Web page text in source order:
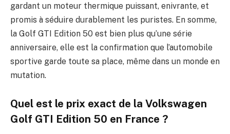
gardant un moteur thermique puissant, enivrante, et
promis à séduire durablement les puristes. En somme,
la Golf GTI Edition 50 est bien plus qu’une série
anniversaire, elle est la confirmation que l’automobile
sportive garde toute sa place, même dans un monde en
mutation.
Quel est le prix exact de la Volkswagen
Golf GTI Edition 50 en France ?